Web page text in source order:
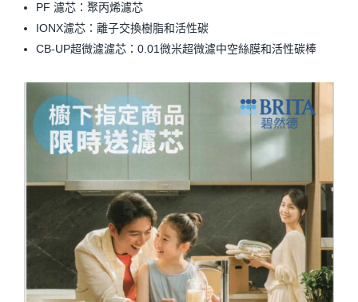
PF 濾芯：聚丙烯濾芯
IONX濾芯：離子交換樹脂和活性碳
CB-UP超微濾濾芯：0.01微米超微濾中空絲膜和活性碳棒